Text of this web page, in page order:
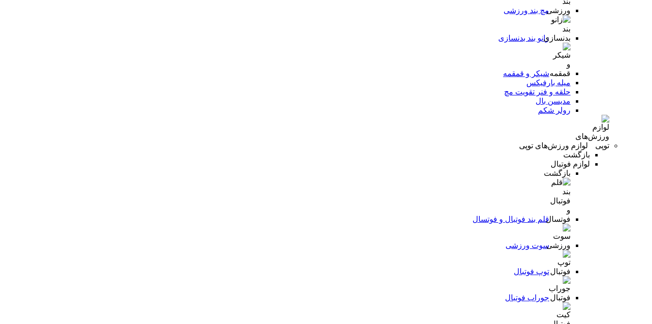
مچ بند ورزشی
زانو بند بدنسازی
شیکر و قمقمه
میله بارفیکس
حلقه و فنر تقویت مچ
مدیسن بال
رولر شکم
لوازم ورزش‌های توپی
بازگشت
لوازم فوتبال
بازگشت
قلم بند فوتبال و فوتسال
سوت ورزشی
توپ فوتبال
جوراب فوتبال